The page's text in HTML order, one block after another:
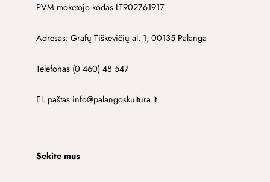
PVM mokėtojo kodas LT902761917
Adresas: Grafų Tiškevičių al. 1, 00135 Palanga
Telefonas (0 460) 48 547
El. paštas info@palangoskultura.lt
Sekite mus